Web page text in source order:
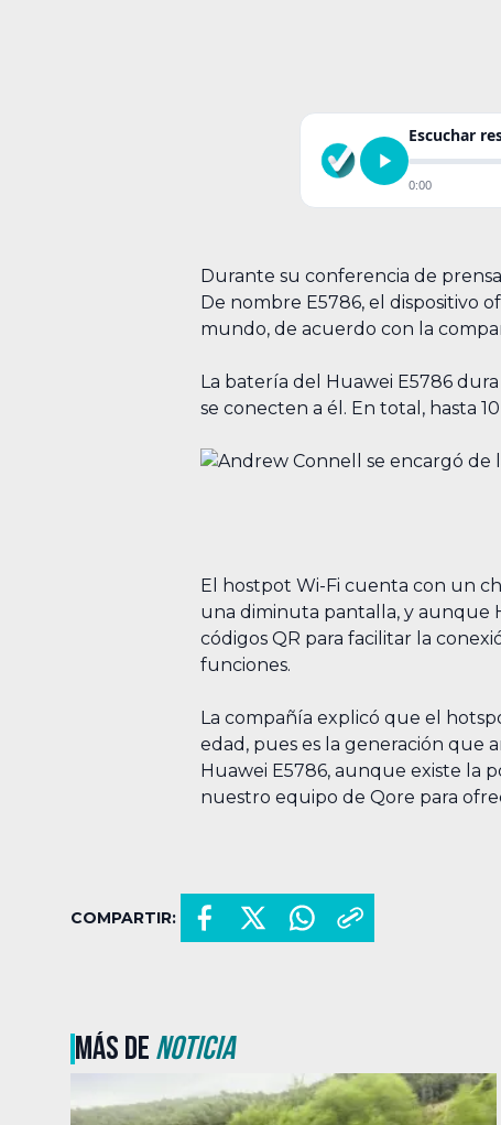
Escuchar
0:00
Durante su conferencia de
De nombre E5786, el dispositivo
mundo, de acuerdo con la
La batería del Huawei E5786
se conecten a él. En total, hasta
El hostpot Wi-Fi cuenta con un
una diminuta pantalla, y aunque
códigos QR para facilitar la
funciones.
La compañía explicó que el
edad, pues es la generación que
Huawei E5786, aunque existe la
nuestro equipo de Qore para
COMPARTIR:
MÁS DENOTICIA